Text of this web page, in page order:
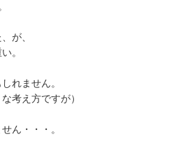
が、
。
れません。
考え方ですが）
ん・・・。